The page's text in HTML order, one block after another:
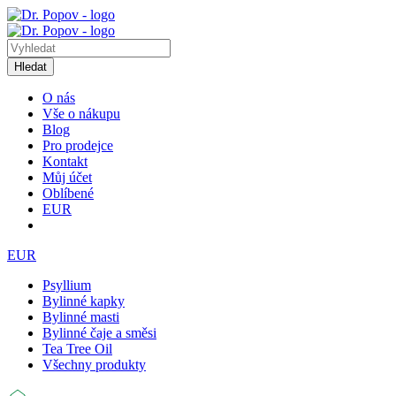
Hledat
O nás
Vše o nákupu
Blog
Pro prodejce
Kontakt
Můj účet
Oblíbené
EUR
EUR
Psyllium
Bylinné kapky
Bylinné masti
Bylinné čaje a směsi
Tea Tree Oil
Všechny produkty